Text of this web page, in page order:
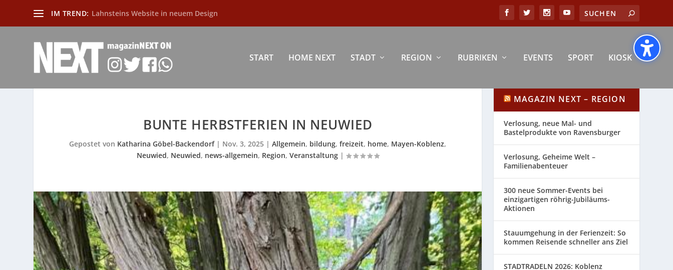
IM TREND: Lahnsteins Website in neuem Design
START HOME NEXT STADT REGION RUBRIKEN EVENTS SPORT KIOSK
BUNTE HERBSTFERIEN IN NEUWIED
Gepostet von Katharina Göbel-Backendorf| Nov. 3, 2025 |Allgemein, bildung,freizeit, home, Mayen-Koblenz,
Neuwied, Neuwied, news-allgemein, Region, Veranstaltung|
MAGAZIN NEXT – REGION
Verlosung, neue Mal- und
Bastelprodukte von Ravensburger
Verlosung, Geheime Welt –
Familienabenteuer
300 neue Sommer-Events bei
einzigartigen röhrig-Jubiläums-
Aktionen
Stauumgehung in der Ferienzeit: So
kommen Reisende schneller ans Ziel
STADTRADELN 2026: Koblenz